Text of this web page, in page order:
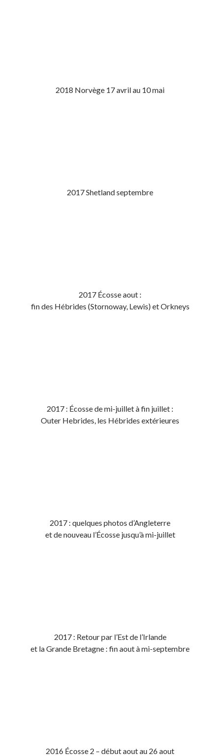
2018 Norvège 17 avril au 10 mai
2017 Shetland septembre
2017 Écosse aout :
fin des Hébrides (Stornoway, Lewis) et Orkneys
2017 : Écosse de mi-juillet à fin juillet :
Outer Hebrides, les Hébrides extérieures
2017 : quelques photos d’Angleterre
et de nouveau l’Écosse jusqu’à mi-juillet
2017 : Retour par l’Est de l’Irlande
et la Grande Bretagne : fin aout à mi-septembre
2016 Écosse 2 – début aout au 26 aout